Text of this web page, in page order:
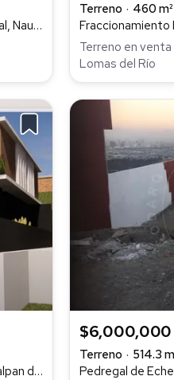
Prol. Nicolás Bravo Lote 50, Lomas del Huizachal, Naucalpan de Juárez
Terreno
460 m²
Terreno en
Lomas del Río
Avenida Lomas Del Rio 18, Lomas del Río, Naucalpan de Juárez
$6,000,000
Terreno
514.3
Pedregal de